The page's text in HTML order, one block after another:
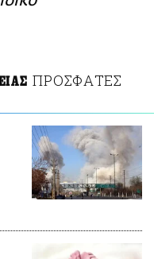
ΠΡΟΣΦΑΤΕΣ